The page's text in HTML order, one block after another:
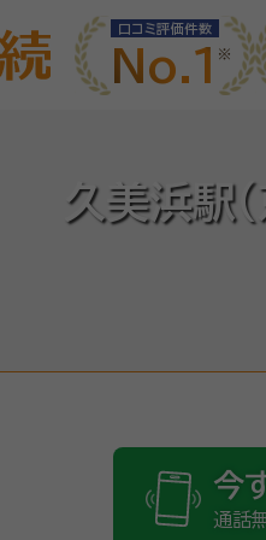
口コミ評価件数
No.1
久美浜駅
今
通話